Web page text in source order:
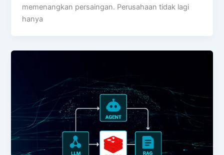
memenangkan persaingan. Perusahaan tidak lagi
hanya